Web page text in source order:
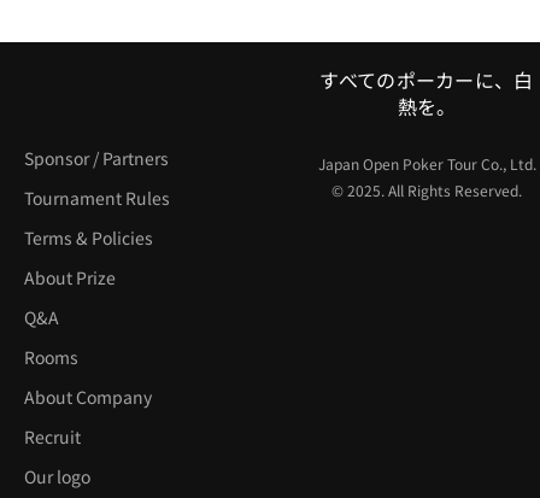
Sponsor / Partners
Tournament Rules
Terms & Policies
About Prize
Q&A
Rooms
About Company
Recruit
Our logo
すべてのポーカーに、白
熱を。
Japan Open Poker Tour Co., Ltd.
© 2025. All Rights Reserved.